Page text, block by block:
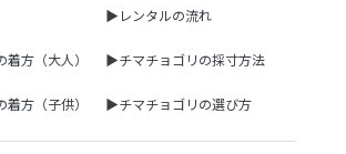
▶レンタルの流れ
方（大人） ▶チマチョゴリの採寸方法
方（子供） ▶チマチョゴリの選び方